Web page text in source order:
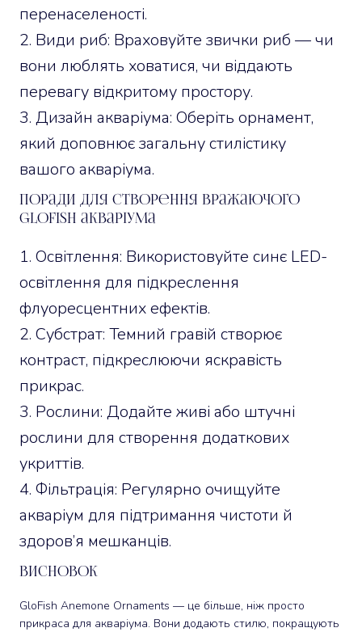
перенаселеності.
Види риб: Враховуйте звички риб — чи
вони люблять ховатися, чи віддають
перевагу відкритому простору.
Дизайн акваріума: Оберіть орнамент,
який доповнює загальну стилістику
вашого акваріума.
Поради для створення вражаючого
GloFish акваріума
Освітлення: Використовуйте синє LED-
освітлення для підкреслення
флуоресцентних ефектів.
Субстрат: Темний гравій створює
контраст, підкреслюючи яскравість
прикрас.
Рослини: Додайте живі або штучні
рослини для створення додаткових
укриттів.
Фільтрація: Регулярно очищуйте
акваріум для підтримання чистоти й
здоров’я мешканців.
Висновок
GloFish Anemone Ornaments — це більше, ніж просто
прикраса для акваріума. Вони додають стилю, покращують